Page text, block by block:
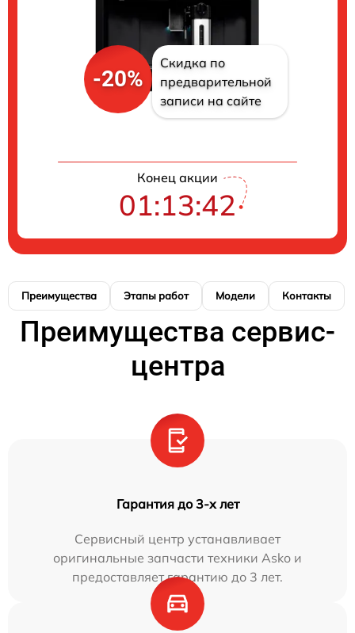
-20%
Скидка по
предварительной
записи на сайте
Конец акции
01:13:42
Преимущества Этапы работ Модели Контакты
Преимущества сервис-
центра
Гарантия до 3-х лет
Сервисный центр устанавливает
оригинальные запчасти техники Asko и
предоставляет гарантию до 3 лет.